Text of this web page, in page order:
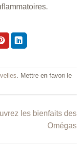
. Mettre en favori le
les bienfaits des
Omégas